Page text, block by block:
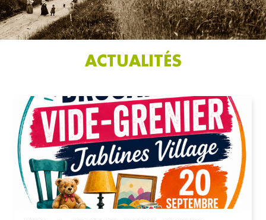
ACTUALITÉS